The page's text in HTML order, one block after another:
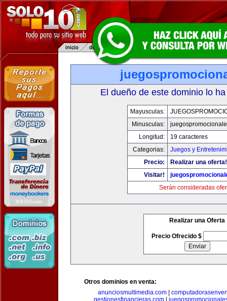
El dueño de este dominio lo
Mayusculas:
Minusculas:
Longitud:
19 caracteres
Categorias:
Juegos y
Precio:
Realizar una oferta!
Visitar!
Serán consideradas
Realizar una Oferta
Precio Ofrecido $
Otros dominios en venta:
anunciosmultimedia.com
gestionesfinancieras.com